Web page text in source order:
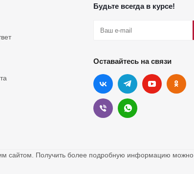
Будьте всегда в курсе!
Оставайтесь на связи
сайтом. Получить более подробную информацию можно